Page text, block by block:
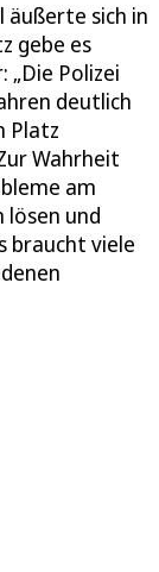
äußerte sich in
gebe es
„Die Polizei
deutlich
Platz
Wahrheit
am
lösen und
braucht viele